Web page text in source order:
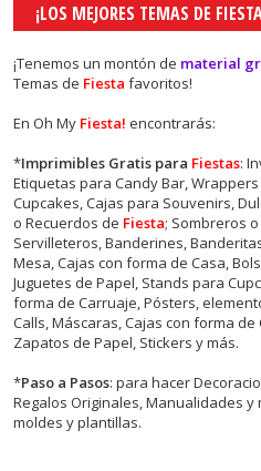
¡LOS MEJORES TEMAS DE
¡Tenemos un montón de material
Temas de Fiestafavoritos!
En Oh My Fiesta!encontrarás:
*Imprimibles Gratis para Fiestas:
Etiquetas para Candy Bar,
Cupcakes, Cajas para Souvenirs,
o Recuerdos de Fiesta; Sombreros
Servilleteros, Banderines,
Mesa, Cajas con forma de Casa,
Juguetes de Papel, Stands para
forma de Carruaje, Pósters,
Calls, Máscaras, Cajas con forma
Zapatos de Papel, Stickers y más.
*Paso a Pasos: para hacer
Regalos Originales, Manualidades y
moldes y plantillas.